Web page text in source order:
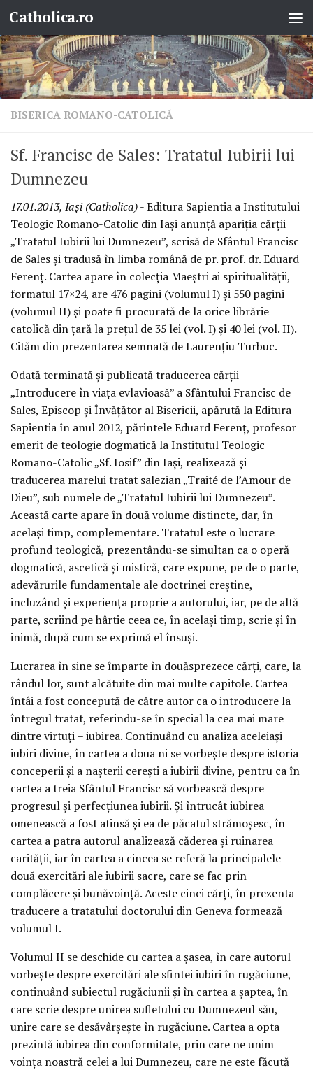
Skip to content
Catholica.ro
BISERICA ROMANO-CATOLICĂ
Sf. Francisc de Sales: Tratatul Iubirii lui
Dumnezeu
17.01.2013, Iaşi (Catholica)- Editura Sapientia a Institutului
Teologic Romano-Catolic din Iaşi anunţă apariţia cărţii
„Tratatul Iubirii lui Dumnezeu”, scrisă de Sfântul Francisc
de Sales şi tradusă în limba română de pr. prof. dr. Eduard
Ferenţ. Cartea apare în colecţia Maeştri ai spiritualităţii,
formatul 17×24, are 476 pagini (volumul I) şi 550 pagini
(volumul II) şi poate fi procurată de la orice librărie
catolică din ţară la preţul de 35 lei (vol. I) şi 40 lei (vol. II).
Cităm din prezentarea semnată de Laurenţiu Turbuc.
Odată terminată şi publicată traducerea cărţii
„Introducere în viaţa evlavioasă” a Sfântului Francisc de
Sales, Episcop şi Învăţător al Bisericii, apărută la Editura
Sapientia în anul 2012, părintele Eduard Ferenţ, profesor
emerit de teologie dogmatică la Institutul Teologic
Romano-Catolic „Sf. Iosif” din Iaşi, realizează şi
traducerea marelui tratat salezian „Traité de l’Amour de
Dieu”, sub numele de „Tratatul Iubirii lui Dumnezeu”.
Această carte apare în două volume distincte, dar, în
acelaşi timp, complementare. Tratatul este o lucrare
profund teologică, prezentându-se simultan ca o operă
dogmatică, ascetică şi mistică, care expune, pe de o parte,
adevărurile fundamentale ale doctrinei creştine,
incluzând şi experienţa proprie a autorului, iar, pe de altă
parte, scriind pe hârtie ceea ce, în acelaşi timp, scrie şi în
inimă, după cum se exprimă el însuşi.
Lucrarea în sine se împarte în douăsprezece cărţi, care, la
rândul lor, sunt alcătuite din mai multe capitole. Cartea
întâi a fost concepută de către autor ca o introducere la
întregul tratat, referindu-se în special la cea mai mare
dintre virtuţi – iubirea. Continuând cu analiza aceleiaşi
iubiri divine, în cartea a doua ni se vorbeşte despre istoria
conceperii şi a naşterii cereşti a iubirii divine, pentru ca în
cartea a treia Sfântul Francisc să vorbească despre
progresul şi perfecţiunea iubirii. Şi întrucât iubirea
omenească a fost atinsă şi ea de păcatul strămoşesc, în
cartea a patra autorul analizează căderea şi ruinarea
carităţii, iar în cartea a cincea se referă la principalele
două exercitări ale iubirii sacre, care se fac prin
complăcere şi bunăvoinţă. Aceste cinci cărţi, în prezenta
traducere a tratatului doctorului din Geneva formează
volumul I.
Volumul II se deschide cu cartea a şasea, în care autorul
vorbeşte despre exercitări ale sfintei iubiri în rugăciune,
continuând subiectul rugăciunii şi în cartea a şaptea, în
care scrie despre unirea sufletului cu Dumnezeul său,
unire care se desăvârşeşte în rugăciune. Cartea a opta
prezintă iubirea din conformitate, prin care ne unim
voinţa noastră celei a lui Dumnezeu, care ne este făcută